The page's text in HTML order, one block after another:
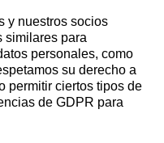
y nuestros socios
similares para
personales, como
su derecho a
permitir ciertos tipos de
de GDPR para